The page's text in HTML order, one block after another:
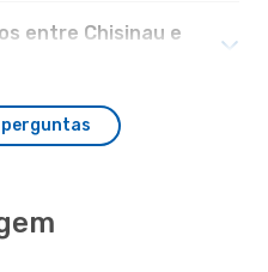
entre Chisinau e
perguntas